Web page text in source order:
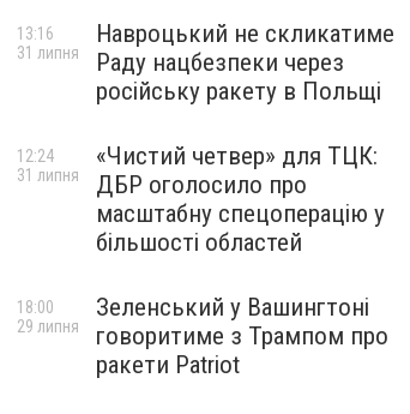
Навроцький не скликатиме
Раду нацбезпеки через
російську ракету в Польщі
13:16
31 липня
«Чистий четвер» для ТЦК:
ДБР оголосило про
масштабну спецоперацію у
більшості областей
12:24
31 липня
Зеленський у Вашингтоні
говоритиме з Трампом про
ракети Patriot
18:00
29 липня